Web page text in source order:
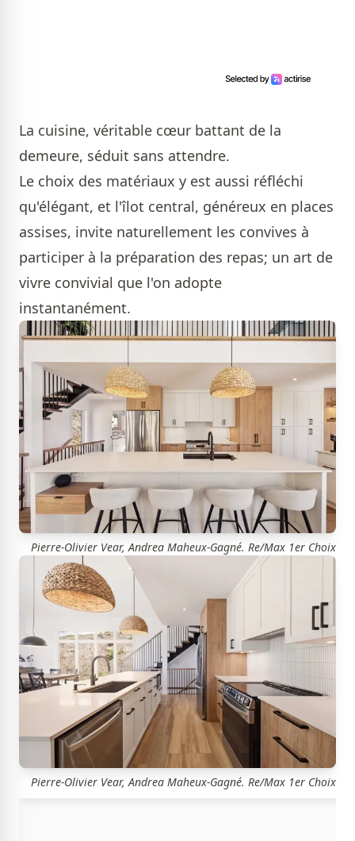
La cuisine, véritable cœur battant de la
demeure, séduit sans attendre.
Le choix des matériaux y est aussi réfléchi
qu'élégant, et l'îlot central, généreux en places
assises, invite naturellement les convives à
participer à la préparation des repas; un art de
vivre convivial que l'on adopte
instantanément.
Pierre-Olivier Vear, Andrea Maheux-Gagné. Re/Max 1er Choix
Pierre-Olivier Vear, Andrea Maheux-Gagné. Re/Max 1er Choix